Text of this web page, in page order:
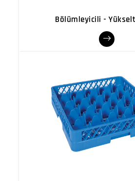
Bölümleyicili -